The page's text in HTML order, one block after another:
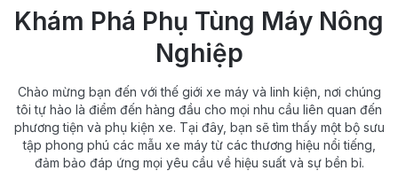
Khám Phá Phụ Tùng Máy Nông
Nghiệp
Chào mừng bạn đến với thế giới xe máy và linh kiện, nơi chúng
tôi tự hào là điểm đến hàng đầu cho mọi nhu cầu liên quan đến
phương tiện và phụ kiện xe. Tại đây, bạn sẽ tìm thấy một bộ sưu
tập phong phú các mẫu xe máy từ các thương hiệu nổi tiếng,
đảm bảo đáp ứng mọi yêu cầu về hiệu suất và sự bền bỉ.